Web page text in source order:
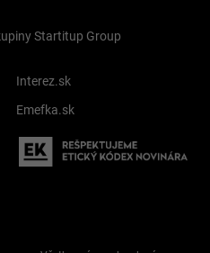
Startitup Group
Interez.sk
Emefka.sk